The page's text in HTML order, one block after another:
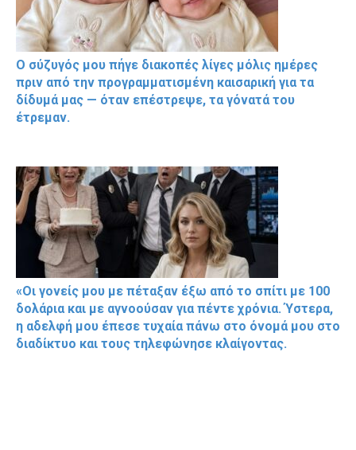
Ο σύζυγός μου πήγε διακοπές λίγες μόλις ημέρες
πριν από την προγραμματισμένη καισαρική για τα
δίδυμά μας — όταν επέστρεψε, τα γόνατά του
έτρεμαν.
«Οι γονείς μου με πέταξαν έξω από το σπίτι με 100
δολάρια και με αγνοούσαν για πέντε χρόνια. Ύστερα,
η αδελφή μου έπεσε τυχαία πάνω στο όνομά μου στο
διαδίκτυο και τους τηλεφώνησε κλαίγοντας.